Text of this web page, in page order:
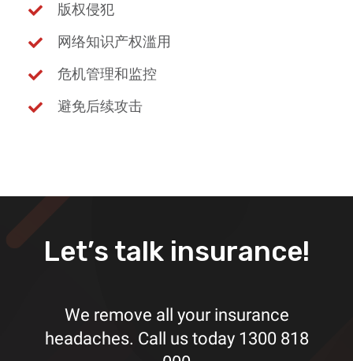
版权侵犯
网络知识产权滥用
危机管理和监控
避免后续攻击
Let’s talk insurance!
We remove all your insurance
headaches. Call us today 1300 818